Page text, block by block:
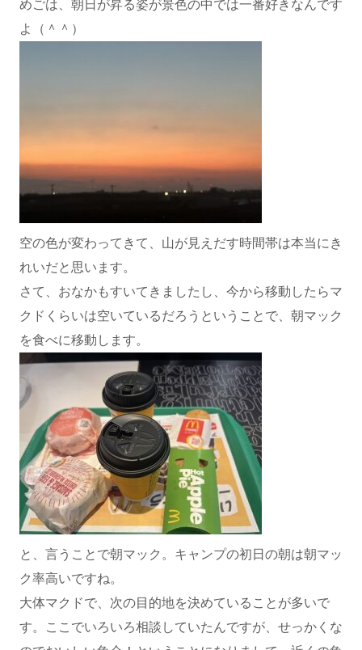
めごは、朝日が昇る姿が景色の中では一番好きなんです
よ（＾＾）
空の色が変わってきて、山が見えだす時間帯は本当にき
れいだと思います。
さて、おなかもすいてきましたし、今から移動したらマ
クドくらいは空いているだろうということで、朝マック
を食べに移動します。
と、言うことで朝マック。キャンプの初日の朝は朝マッ
ク率高いですね。
大体マクドで、次の目的地を決めていることが多いで
す。ここでいろいろ相談していたんですが、せっかくな